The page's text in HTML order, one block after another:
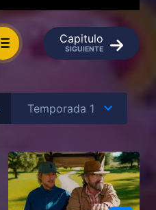
Capitulo
SIGUIENTE